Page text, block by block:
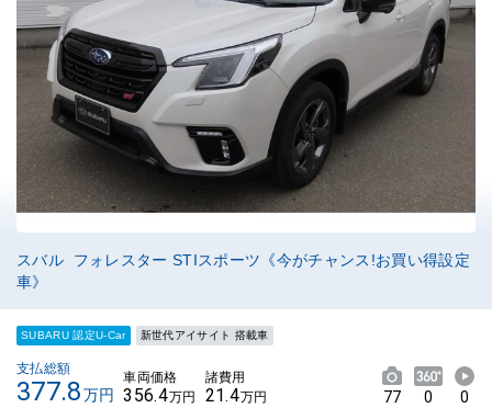
スバル フォレスター STIスポーツ《今がチャンス!お買い得設定
車》
SUBARU 認定U-Car 新世代アイサイト 搭載車
支払総額
377.8万円
車両価格
356.4万円
諸費用
21.4万円 77 0 0